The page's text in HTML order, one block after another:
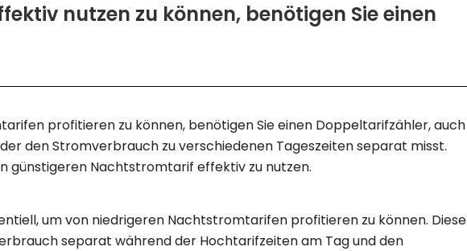
nutzen zu können, benötigen Sie einen
profitieren zu können, benötigen Sie einen Doppeltarifzähler, auch
den Stromverbrauch zu verschiedenen Tageszeiten separat misst.
günstigeren Nachtstromtarif effektiv zu nutzen.
um von niedrigeren Nachtstromtarifen profitieren zu können. Diese
separat während der Hochtarifzeiten am Tag und den